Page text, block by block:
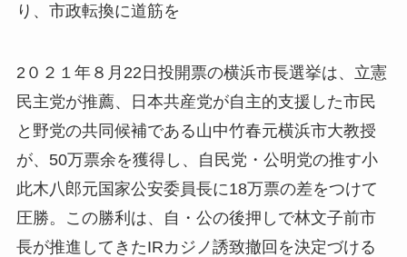
り、市政転換に道筋を
2０２１年８月22日投開票の横浜市長選挙は、立憲
民主党が推薦、日本共産党が自主的支援した市民
と野党の共同候補である山中竹春元横浜市大教授
が、50万票余を獲得し、自民党・公明党の推す小
此木八郎元国家公安委員長に18万票の差をつけて
圧勝。この勝利は、自・公の後押しで林文子前市
長が推進してきたIRカジノ誘致撤回を決定づける